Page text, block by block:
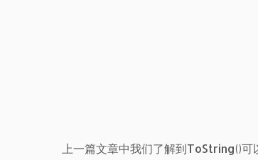
上一篇文章中我们了解到ToString()